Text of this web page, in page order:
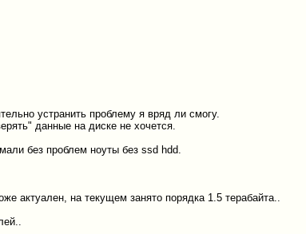
устранить проблему я вряд ли смогу.
данные на диске не хочется.
без проблем ноуты без ssd hdd.
актуален, на текущем занято порядка 1.5 терабайта..